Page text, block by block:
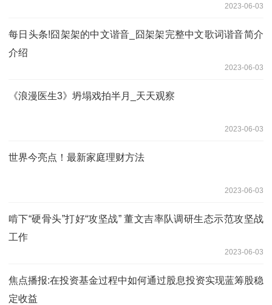
2023-06-03
每日头条!囧架架的中文谐音_囧架架完整中文歌词谐音简介
介绍
2023-06-03
《浪漫医生3》坍塌戏拍半月_天天观察
2023-06-03
世界今亮点！最新家庭理财方法
2023-06-03
啃下“硬骨头”打好“攻坚战” 董文吉率队调研生态示范攻坚战
工作
2023-06-03
焦点播报:在投资基金过程中如何通过股息投资实现蓝筹股稳
定收益